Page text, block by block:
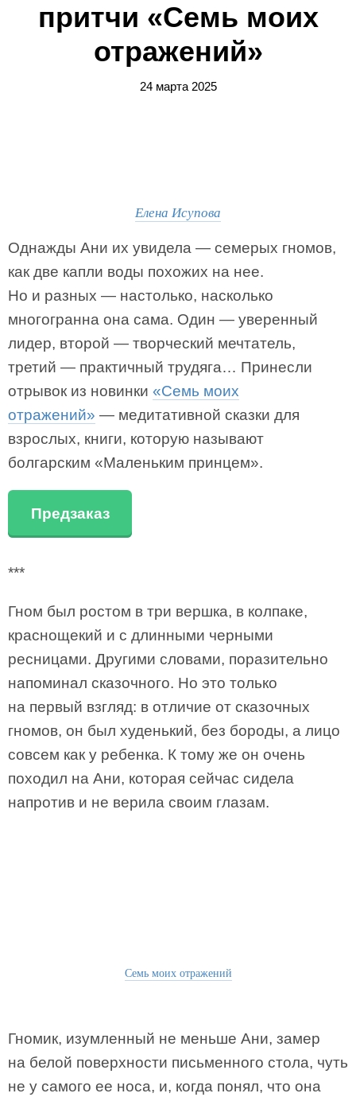
притчи «Семь моих
отражений»
24 марта 2025
Елена Исупова
Однажды Ани их увидела — семерых гномов,
как две капли воды похожих на нее.
Но и разных — настолько, насколько
многогранна она сама. Один — уверенный
лидер, второй — творческий мечтатель,
третий — практичный трудяга… Принесли
отрывок из новинки «Семь моих
отражений» — медитативной сказки для
взрослых, книги, которую называют
болгарским «Маленьким принцем».
Предзаказ
***
Гном был ростом в три вершка, в колпаке,
краснощекий и с длинными черными
ресницами. Другими словами, поразительно
напоминал сказочного. Но это только
на первый взгляд: в отличие от сказочных
гномов, он был худенький, без бороды, а лицо
совсем как у ребенка. К тому же он очень
походил на Ани, которая сейчас сидела
напротив и не верила своим глазам.
Семь моих отражений
Гномик, изумленный не меньше Ани, замер
на белой поверхности письменного стола, чуть
не у самого ее носа, и, когда понял, что она